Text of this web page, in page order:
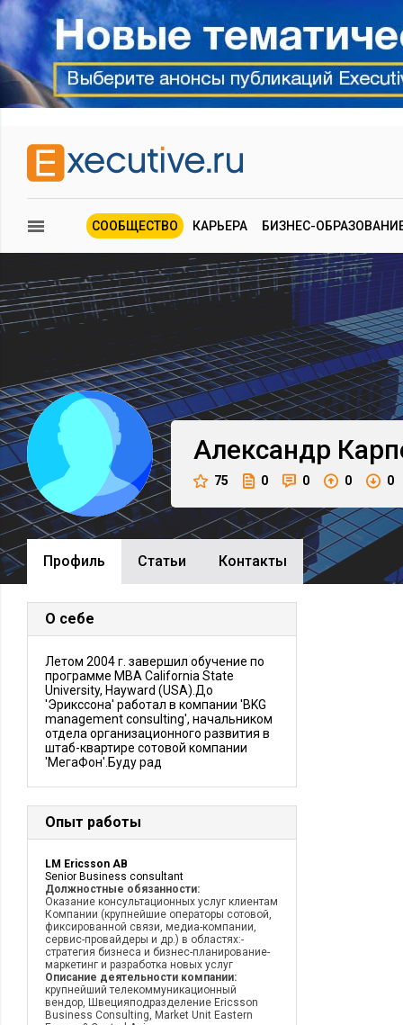
СООБЩЕСТВО КАРЬЕРА БИЗНЕС-
Александр
75 0 0 0 0
Профиль Cтатьи Контакты
О себе
Летом 2004 г. завершил обучение по
программе МВА California State
University, Hayward (USA).До
'Эрикссона' работал в компании 'BKG
management consulting', начальником
отдела организационного развития в
штаб-квартире сотовой компании
'МегаФон'.Буду рад
Опыт работы
LM Ericsson AB
Senior Business consultant
Должностные обязанности:
Оказание консультационных услуг клиентам
Компании (крупнейшие операторы сотовой,
фиксированной связи, медиа-компании,
сервис-провайдеры и др.) в областях:-
стратегия бизнеса и бизнес-планирование-
маркетинг и разработка новых услуг
Описание деятельности компании:
крупнейший телекоммуникационный
вендор, Швецияподразделение Ericsson
Business Consulting, Market Unit Eastern